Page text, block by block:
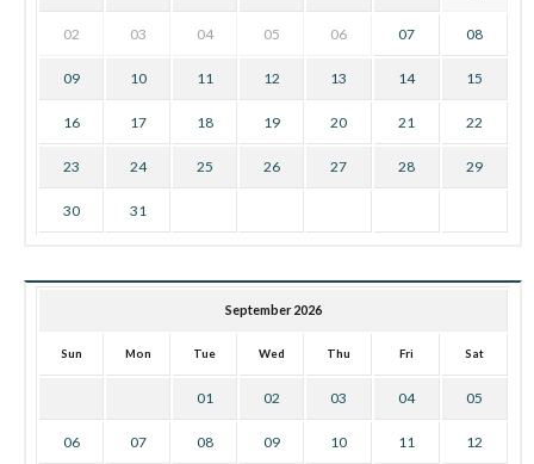
02 03 04 05 06 07 08
09 10 11 12 13 14 15
16 17 18 19 20 21 22
23 24 25 26 27 28 29
30 31
September 2026
Sun Mon Tue Wed Thu Fri Sat
01 02 03 04 05
06 07 08 09 10 11 12